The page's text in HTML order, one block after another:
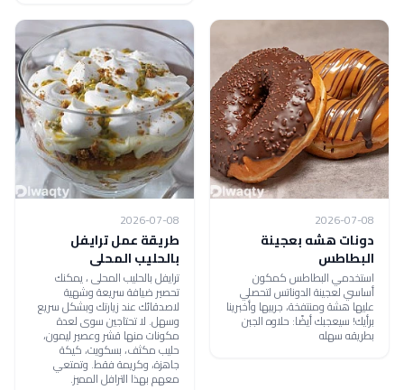
2026-07-08
دونات هشه بعجينة
البطاطس
استخدمي البطاطس كمكون
أساسي لعجينة الدوناتس لتحصلي
عليها هشة ومنتفخة، جربيها وأخبرينا
برأيك! سيعجبك أيضًا: حلاوه الجبن
بطريقه سهله
2026-07-08
طريقة عمل ترايفل
بالحليب المحلى
ترايفل بالحليب المحلى ، يمكنك
تحصير ضيافة سريعة وشهية
لاصدقائك عند زيارتك وبشكل سريع
وسهل. لا تحتاجين سوى لعدة
مكونات منها قشر وعصير ليمون،
حليب مكثف، بسكويت، كيكة
جاهزة، وكريمة فقط. وتمتعي
معهم بهذا الترافل المميز.